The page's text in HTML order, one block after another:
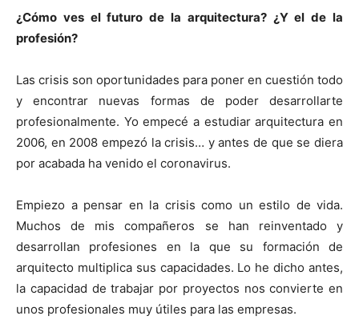
¿Cómo ves el futuro de la arquitectura? ¿Y el de la
profesión?
Las crisis son oportunidades para poner en cuestión todo
y encontrar nuevas formas de poder desarrollarte
profesionalmente. Yo empecé a estudiar arquitectura en
2006, en 2008 empezó la crisis… y antes de que se diera
por acabada ha venido el coronavirus.
Empiezo a pensar en la crisis como un estilo de vida.
Muchos de mis compañeros se han reinventado y
desarrollan profesiones en la que su formación de
arquitecto multiplica sus capacidades. Lo he dicho antes,
la capacidad de trabajar por proyectos nos convierte en
unos profesionales muy útiles para las empresas.